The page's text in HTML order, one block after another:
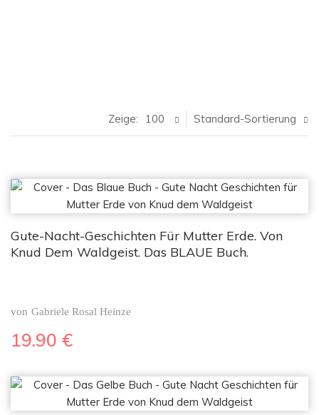
Standard-Sortierung
Zeige: 100
Gute-Nacht-Geschichten Für Mutter Erde. Von
Knud Dem Waldgeist. Das BLAUE Buch.
von Gabriele Rosal Heinze
19.90 €